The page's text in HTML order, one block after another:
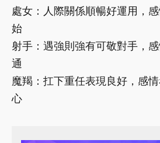
處女：人際關係順暢好運用，
始
射手：遇強則強有可敬對手，
通
魔羯：扛下重任表現良好，感
心